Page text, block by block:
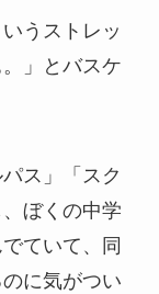
うストレッ
」とバスケ
ス」「スク
ぼくの中学
ていて、同
に気がつい